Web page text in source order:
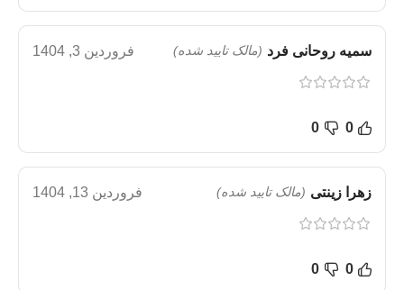
سمیه روحانی فرد (مالک تایید شده) فروردین 3, 1404
0
0
زهرا زینتی (مالک تایید شده) فروردین 13, 1404
0
0